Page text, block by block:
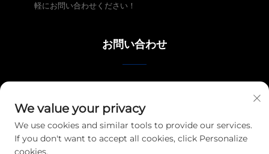
軽にお問い合わせください！
お問い合わせ
+86-13561241217
[email protected]
We value your privacy
We use cookies and similar tools to provide our services.
If you don't want to accept all cookies, click Personalize
cookies.